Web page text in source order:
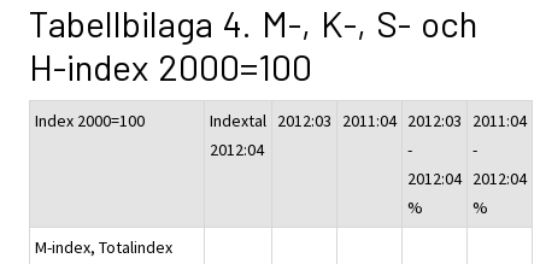
Tabellbilaga 4. M-, K-, S- och
H-index 2000=100
Index 2000=100
Indextal
2012:04
2012:03 2011:04 2012:03
-
2012:04
%
2011:04
-
2012:04
%
M-index, Totalindex